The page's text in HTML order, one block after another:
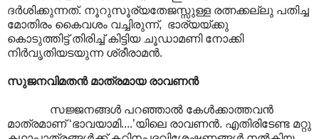
ദർശിക്കുന്നത്. നൂറുസൂര്യതേജസ്സുള്ള രത്നക്കല്ലു പതിച്ച
മോതിരം കൈവശം വച്ചിരുന്ന്, ഭാര്യയ്ക്കു
കൊടുത്തിട്ട് തിരിച്ച് കിട്ടിയ ചൂഡാമണി നോക്കി
നിർവൃതിയടയുന്ന ശ്രീരാമൻ.
സുജനവിമതൻ മാത്രമായ രാവണൻ
സജ്ജനങ്ങൾ പറഞ്ഞാൽ കേൾക്കാത്തവൻ
മാത്രമാണ് ‘ഭാവയാമി....’യിലെ രാവണൻ. എതിരിടേണ്ട മറ്റു